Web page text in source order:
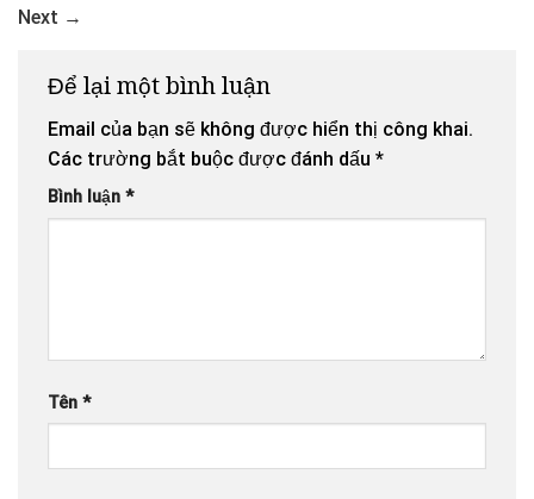
Next →
Để lại một bình luận
Email của bạn sẽ không được hiển thị công khai.
Các trường bắt buộc được đánh dấu *
Bình luận *
Tên *